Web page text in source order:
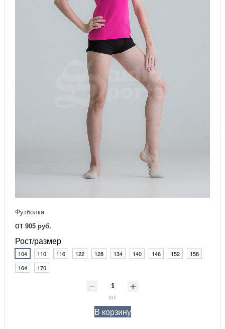
Футболка
от 905 руб.
Рост/размер
104 110 116 122 128 134 140 146 152
158
164
170
шт
В корзину